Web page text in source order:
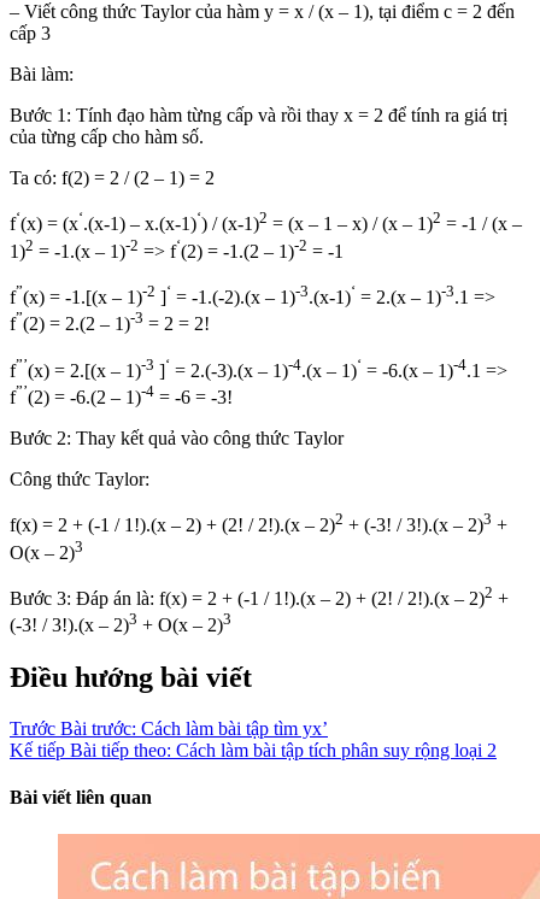
– Viết công thức Taylor của hàm y = x / (x – 1), tại điểm c = 2 đến
cấp 3
Bài làm:
Bước 1: Tính đạo hàm từng cấp và rồi thay x = 2 để tính ra giá trị
của từng cấp cho hàm số.
Ta có: f(2) = 2 / (2 – 1) = 2
f‘(x) = (x‘.(x-1) – x.(x-1)‘) / (x-1)2 = (x – 1 – x) / (x – 1)2 = -1 / (x –
1)2 = -1.(x – 1)-2 => f‘(2) = -1.(2 – 1)-2 = -1
f”(x) = -1.[(x – 1)-2 ]‘ = -1.(-2).(x – 1)-3.(x-1)‘ = 2.(x – 1)-3.1 =>
f”(2) = 2.(2 – 1)-3 = 2 = 2!
f”’(x) = 2.[(x – 1)-3 ]‘ = 2.(-3).(x – 1)-4.(x – 1)‘ = -6.(x – 1)-4.1 =>
f”’(2) = -6.(2 – 1)-4 = -6 = -3!
Bước 2: Thay kết quả vào công thức Taylor
Công thức Taylor:
f(x) = 2 + (-1 / 1!).(x – 2) + (2! / 2!).(x – 2)2 + (-3! / 3!).(x – 2)3 +
O(x – 2)3
Bước 3: Đáp án là: f(x) = 2 + (-1 / 1!).(x – 2) + (2! / 2!).(x – 2)2 +
(-3! / 3!).(x – 2)3 + O(x – 2)3
Điều hướng bài viết
Trước Bài trước: Cách làm bài tập tìm yx’
Kế tiếp Bài tiếp theo: Cách làm bài tập tích phân suy rộng loại 2
Bài viết liên quan